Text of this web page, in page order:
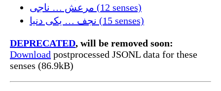
مرعش … ناجی (12 senses)
نجف … یكی دنیا (15 senses)
DEPRECATED, will be removed soon:
Download postprocessed JSONL data for these
senses (86.9kB)